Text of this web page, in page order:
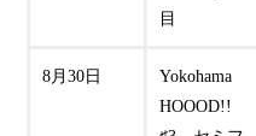
目
8月30日
Yokohama
HOOOD!!